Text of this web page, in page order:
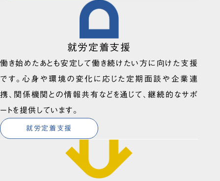
就労定着支援
働き始めたあとも安定して働き続けたい方に向けた支援
です。心身や環境の変化に応じた定期面談や企業連
携、関係機関との情報共有などを通じて、継続的なサポ
ートを提供しています。
就労定着支援